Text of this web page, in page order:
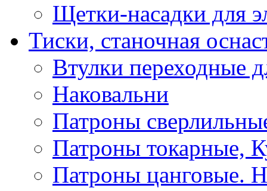
Щетки-насадки для
Тиски, станочная
Втулки переходные
Наковальни
Патроны
Патроны токарные,
Патроны цанговые.